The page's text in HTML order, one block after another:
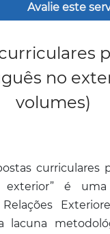
Avalie este
no
volumes)
curriculares
exterior” é
lacuna